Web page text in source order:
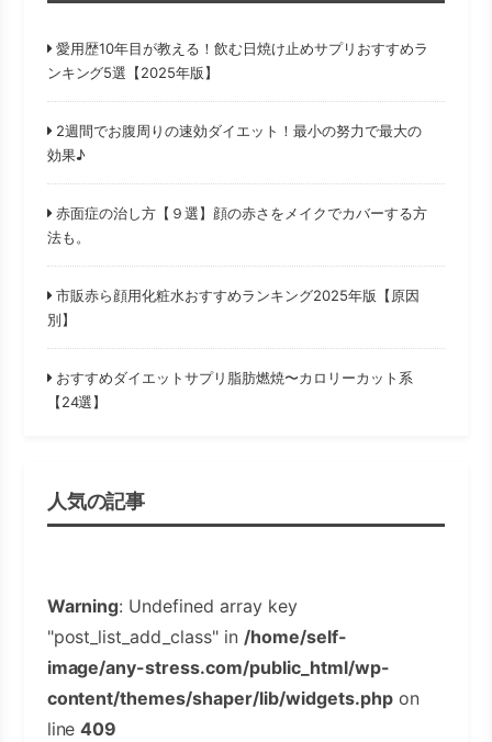
愛用歴10年目が教える！飲む日焼け止めサプリおすすめラ
ンキング5選【2025年版】
2週間でお腹周りの速効ダイエット！最小の努力で最大の
効果♪
赤面症の治し方【９選】顔の赤さをメイクでカバーする方
法も。
市販赤ら顔用化粧水おすすめランキング2025年版【原因
別】
おすすめダイエットサプリ脂肪燃焼〜カロリーカット系
【24選】
人気の記事
Warning: Undefined array key
"post_list_add_class" in/home/self-
image/any-stress.com/public_html/wp-
content/themes/shaper/lib/widgets.phpon
line409